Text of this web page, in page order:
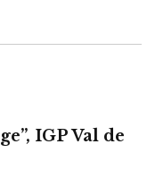
IGP Val de